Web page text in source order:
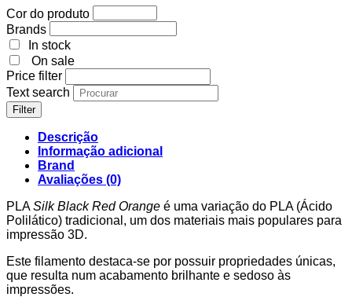
Cor do produto
Brands
In stock
On sale
Price filter
Text search
Filter
Descrição
Informação adicional
Brand
Avaliações (0)
PLASilk Black Red Orange é uma variação do PLA (Ácido
Polilático) tradicional, um dos materiais mais populares para
impressão 3D.
Este filamento destaca-se por possuir propriedades únicas,
que resulta num acabamento brilhante e sedoso às
impressões.